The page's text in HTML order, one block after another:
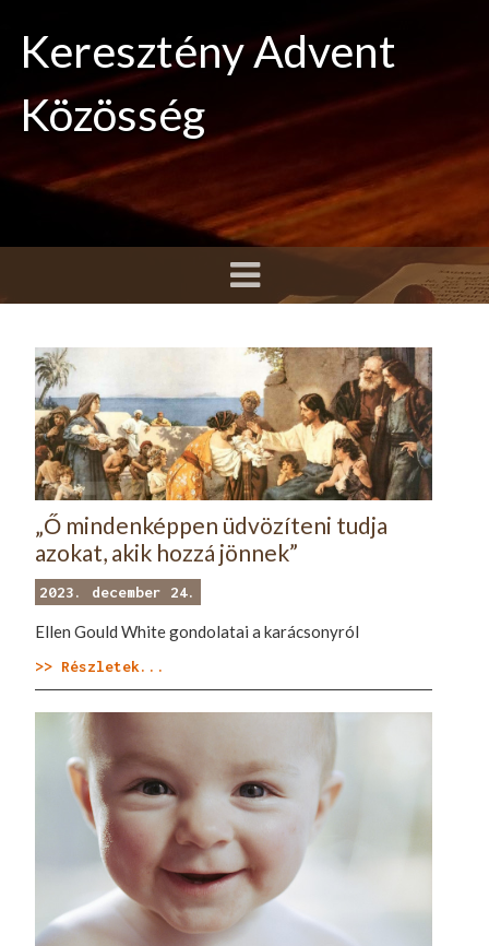
Keresztény Advent
Közösség
„Ő mindenképpen üdvözíteni tudja
azokat, akik hozzá jönnek”
2023. december 24.
Ellen Gould White gondolatai a karácsonyról
>> Részletek...